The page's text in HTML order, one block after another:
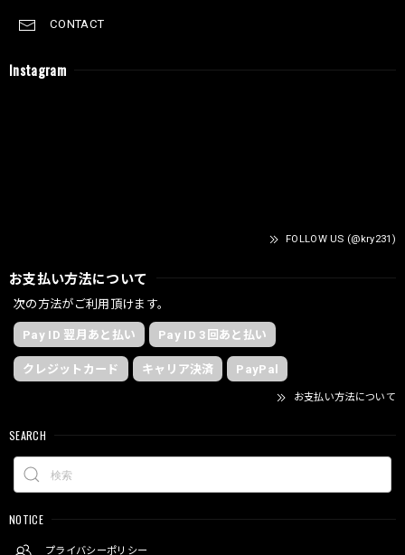
CONTACT
Instagram
FOLLOW US (@kry231)
お支払い方法について
次の方法がご利用頂けます。
Pay ID 翌月あと払い Pay ID 3回あと払い
クレジットカード キャリア決済 PayPal
お支払い方法について
SEARCH
NOTICE
プライバシーポリシー